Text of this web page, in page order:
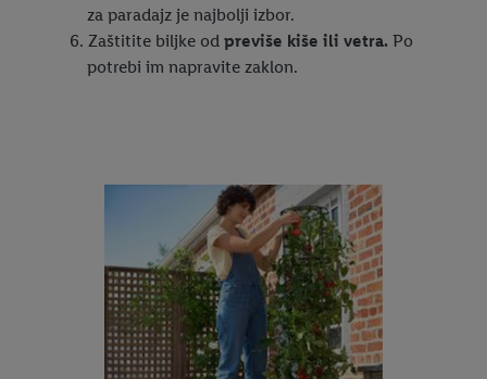
za paradajz je najbolji izbor.
Zaštitite biljke od previše kiše ili vetra. Po
potrebi im napravite zaklon.